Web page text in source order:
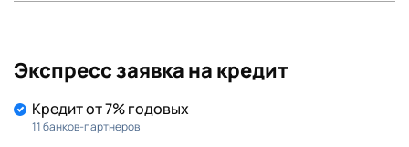
Экспресс заявка на кредит
Кредит от 7% годовых
11 банков-партнеров